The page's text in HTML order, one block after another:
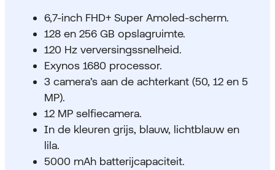
6,7-inch FHD+ Super Amoled-scherm.
128 en 256 GB opslagruimte.
120 Hz verversingssnelheid.
Exynos 1680 processor.
3 camera’s aan de achterkant (50, 12 en 5
MP).
12 MP selfiecamera.
In de kleuren grijs, blauw, lichtblauw en
lila.
5000 mAh batterijcapaciteit.